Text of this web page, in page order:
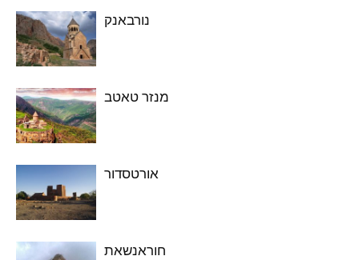
נורבאנק
מנזר טאטב
אורטסדור
חוראנשאת